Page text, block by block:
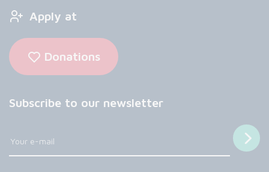
Apply at
Donations
Subscribe to our newsletter